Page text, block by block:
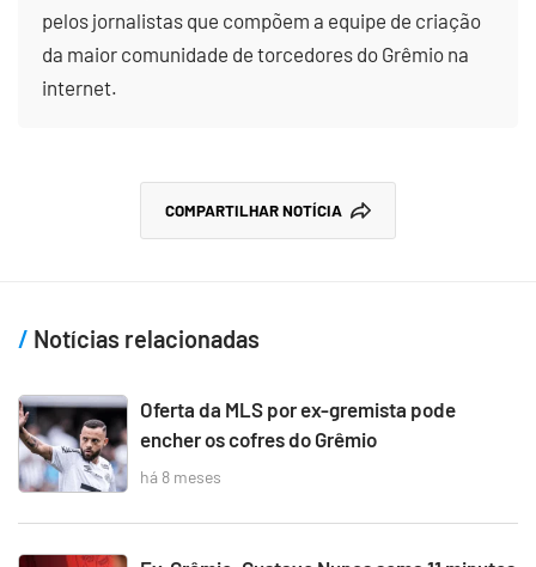
pelos jornalistas que compõem a equipe de criação
da maior comunidade de torcedores do Grêmio na
internet.
COMPARTILHAR NOTÍCIA
Notícias relacionadas
Oferta da MLS por ex-gremista pode
encher os cofres do Grêmio
há 8 meses